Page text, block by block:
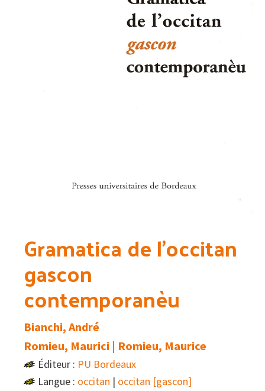
Gramatica de l’occitan
gascon
contemporanèu
Bianchi, André
Romieu, Maurici | Romieu, Maurice
Éditeur : PU Bordeaux
Langue : occitan | occitan [gascon]